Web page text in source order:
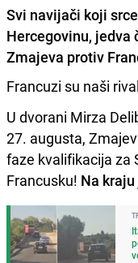
Svi navijači koji
Hercegovinu, jedva
Zmajeva protiv
Francuzi su naši
U dvorani Mirza
27. augusta,
faze kvalifikacija za
Francusku! Na